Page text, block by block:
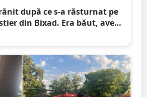
rănit după ce s-a răsturnat pe
din Bixad. Era băut, avea
iar vehiculul nu era